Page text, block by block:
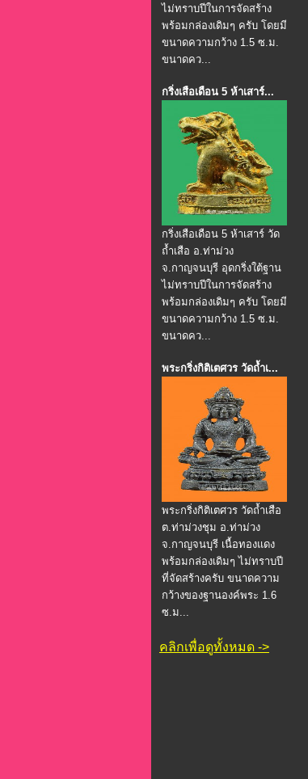
ไม่ทราบปีในการจัดสร้าง
พร้อมกล่องเดิมๆ ครับ โดยมี
ขนาดความกว้าง 1.5 ซ.ม.
ขนาดคว...
กริ่งเสือเดือน 5 ห้าเสาร์...
กริ่งเสือเดือน 5 ห้าเสาร์ วัด
ถ้ำเสือ อ.ท่าม่วง
จ.กาญจนบุรี อุดกริ่งใต้ฐาน
ไม่ทราบปีในการจัดสร้าง
พร้อมกล่องเดิมๆ ครับ โดยมี
ขนาดความกว้าง 1.5 ซ.ม.
ขนาดคว...
พระกริ่งกิติเตศวร วัดถ้ำเ...
พระกริ่งกิติเตศวร วัดถ้ำเสือ
ต.ท่าม่วงชุม อ.ท่าม่วง
จ.กาญจนบุรี เนื้อทองแดง
พร้อมกล่องเดิมๆ ไม่ทราบปี
ที่จัดสร้างครับ ขนาดความ
กว้างของฐานองค์พระ 1.6
ซ.ม...
คลิกเพื่อดูทั้งหมด ->